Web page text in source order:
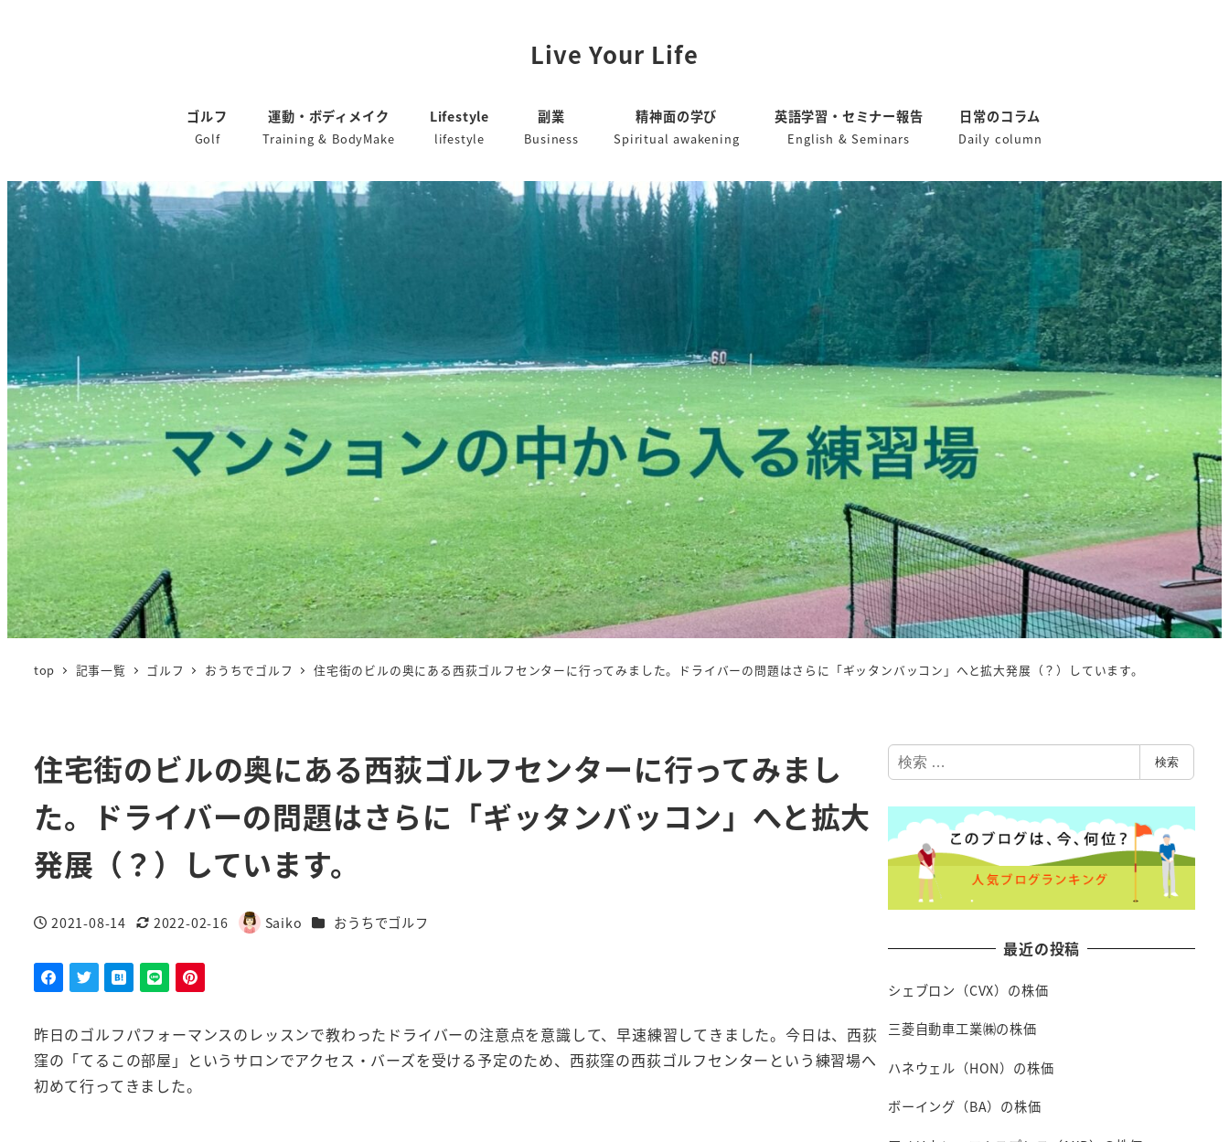
Live Your Life
ゴルフ
Golf
運動・ボディメイク
Training & BodyMake
Lifestyle
lifestyle
副業
Business
精神面の学び
Spiritual awakening
英語学習・セミナー報告
English & Seminars
日常のコラム
Daily column
top 記事一覧 ゴルフ おうちでゴルフ 住宅街のビルの奥にある西荻ゴルフセンターに行ってみました。ドライバーの問題はさらに「ギッタンバッコン」へと拡大発展（？）しています。
住宅街のビルの奥にある西荻ゴルフセンターに行ってみまし
た。ドライバーの問題はさらに「ギッタンバッコン」へと拡大
発展（？）しています。
投稿日
2021-08-14
更新日
2022-02-16
著
Saiko カテゴリー
おうちでゴルフ
昨日のゴルフパフォーマンスのレッスンで教わったドライバーの注意点を意識して、早速練習してきました。今日は、西荻
窪の「てるこの部屋」というサロンでアクセス・バーズを受ける予定のため、西荻窪の西荻ゴルフセンターという練習場へ
初めて行ってきました。
検
索
検索
最近の投稿
シェブロン（CVX）の株価
三菱自動車工業㈱の株価
ハネウェル（HON）の株価
ボーイング（BA）の株価